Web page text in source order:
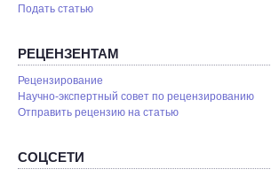
Подать статью
РЕЦЕНЗЕНТАМ
Рецензирование
Научно-экспертный совет по рецензированию
Отправить рецензию на статью
СОЦСЕТИ